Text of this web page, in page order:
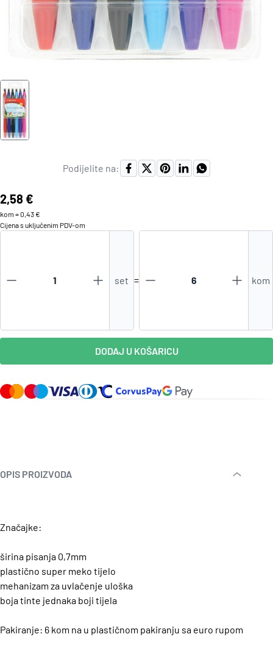
Podijelite na:
OPIS PROIZVODA
Značajke:
širina pisanja 0,7mm
plastično super meko tijelo
mehanizam za uvlačenje uloška
boja tinte jednaka boji tijela
Pakiranje: 6 kom na u plastičnom pakiranju sa euro rupom
Cijena:
2,58 €
kom =0,43 €
Cijena s uključenim PDV-om
set = kom
DODAJ U KOŠARICU